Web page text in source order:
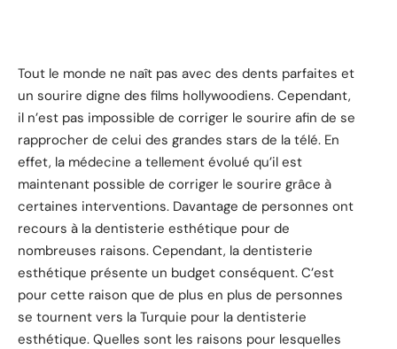
Tout le monde ne naît pas avec des dents parfaites et
un sourire digne des films hollywoodiens. Cependant,
il n’est pas impossible de corriger le sourire afin de se
rapprocher de celui des grandes stars de la télé. En
effet, la médecine a tellement évolué qu’il est
maintenant possible de corriger le sourire grâce à
certaines interventions. Davantage de personnes ont
recours à la dentisterie esthétique pour de
nombreuses raisons. Cependant, la dentisterie
esthétique présente un budget conséquent. C’est
pour cette raison que de plus en plus de personnes
se tournent vers la Turquie pour la dentisterie
esthétique. Quelles sont les raisons pour lesquelles